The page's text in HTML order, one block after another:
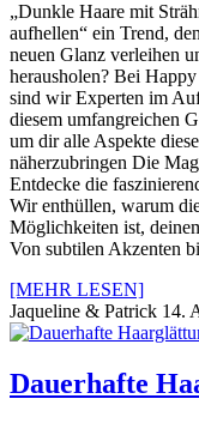
„Dunkle Haare mit
aufhellen“ ein Trend,
neuen Glanz verleihen
herausholen? Bei
sind wir Experten im
diesem umfangreichen
um dir alle Aspekte
näherzubringen Die
Entdecke die
Wir enthüllen, warum
Möglichkeiten ist,
Von subtilen Akzenten
[MEHR LESEN]
Jaqueline & Patrick 14.
Dauerhafte